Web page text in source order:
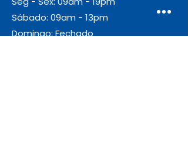
Sábado: 09am - 13pm
Domingo: Fechado